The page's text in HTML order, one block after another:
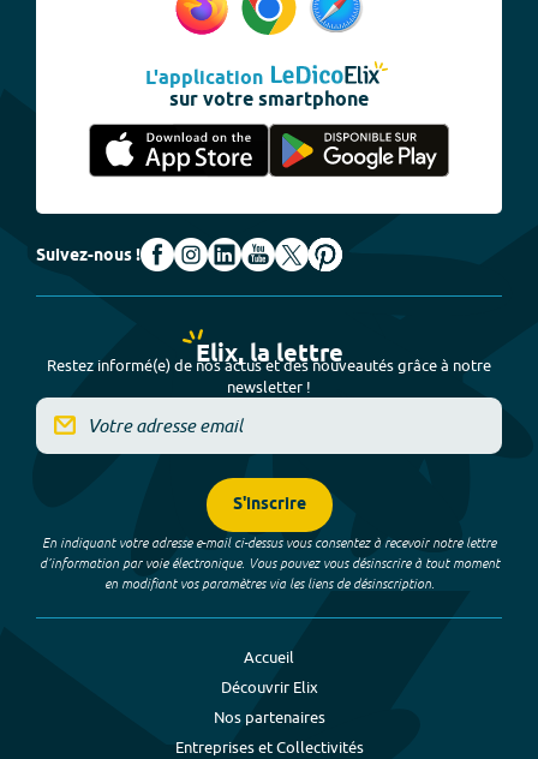
L'application
sur votre smartphone
Suivez-nous !
Elix, la lettre
Restez informé(e) de nos actus et des nouveautés grâce à notre
newsletter !
S'inscrire
En indiquant votre adresse e-mail ci-dessus vous consentez à recevoir notre lettre
d’information par voie électronique. Vous pouvez vous désinscrire à tout moment
en modifiant vos paramètres via les liens de désinscription.
Accueil
Découvrir Elix
Nos partenaires
Entreprises et Collectivités